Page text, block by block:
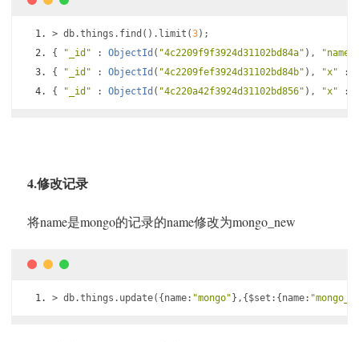
> db.things . find (). limit (3);
{
"_id" : ObjectId ( "4c2209f9f3924d31102bd84a" ),
"name"
{
"_id" : ObjectId ( "4c2209fef3924d31102bd84b" ), "x" :
{
"_id" : ObjectId ( "4c220a42f3924d31102bd856" ), "x" :
4.修改记录
将name是mongo的记录的name修改为mongo_new
> db.things . update({ name: "mongo" },{ $set :{ name: